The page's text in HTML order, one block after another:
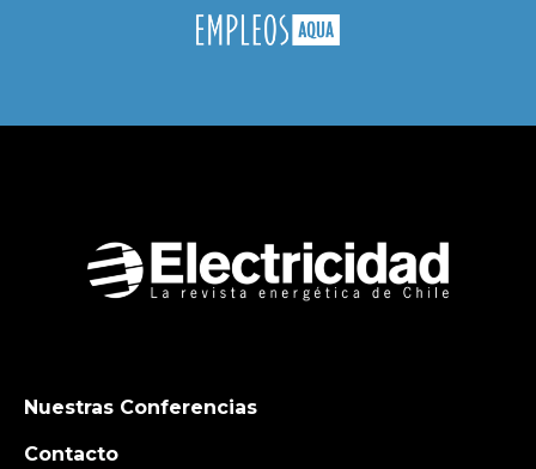
Nuestras Conferencias
Contacto